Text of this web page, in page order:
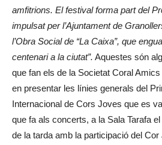
amfitrions. El festival forma part del
impulsat per l’Ajuntament de
l’Obra Social de “La Caixa”, que
centenari a la ciutat”. Aquestes són
que fan els de la Societat Coral
en presentar les línies generals del
Internacional de Cors Joves que es
que fa als concerts, a la Sala Tarafa
de la tarda amb la participació del